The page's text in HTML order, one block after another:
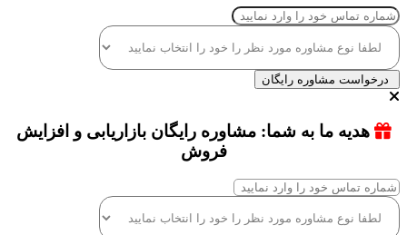
درخواست مشاوره رایگان
هدیه ما به شما: مشاوره رایگان بازاریابی و افزایش
فروش